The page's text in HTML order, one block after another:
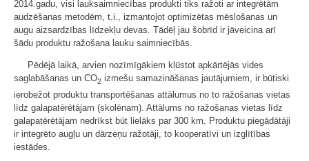
2014.gadu, visi lauksaimniecības produkti tiks ražoti ar integrētām
audzēšanas metodēm, t.i., izmantojot optimizētas mēslošanas un
augu aizsardzības līdzekļu devas. Tādēļ jau šobrīd ir jāveicina arī
šādu produktu ražošana lauku saimniecībās.
Pēdējā laikā, arvien nozīmīgākiem kļūstot apkārtējās vides
saglabāšanas un CO2 izmešu samazināšanas jautājumiem, ir būtiski
ierobežot produktu transportēšanas attālumus no to ražošanas vietas
līdz galapatērētājam (skolēnam). Attālums no ražošanas vietas līdz
galapatērētājam nedrīkst būt lielāks par 300 km. Produktu piegādātāji
ir integrēto augļu un dārzeņu ražotāji, to kooperatīvi un izglītības
iestādes.